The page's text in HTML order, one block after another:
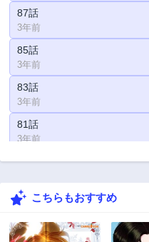
87話
3年前
85話
3年前
83話
3年前
81話
3年前
79話
77話
75話
こちらもおすすめ